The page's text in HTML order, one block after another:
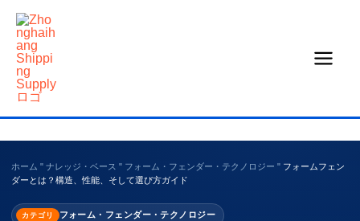
へ
ス
ホーム " ナレッジ・ベース " フォーム・フェンダー・テクノロジー " フォームフェン
ダーとは？構造、性能、そして選び方ガイド
カテゴリ フォーム・フェンダー・テクノロジー